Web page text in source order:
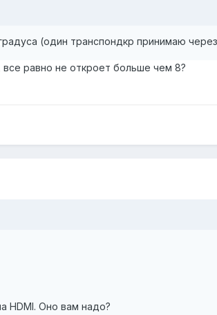
(один транспондкр принимаю
все равно не откроет больше чем 8?
HDMI. Оно вам надо?